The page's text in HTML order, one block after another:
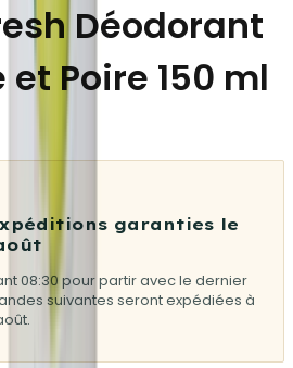
Déodorant
Poire 150 ml
garanties le
08:30 pour partir avec le dernier
suivantes seront expédiées à